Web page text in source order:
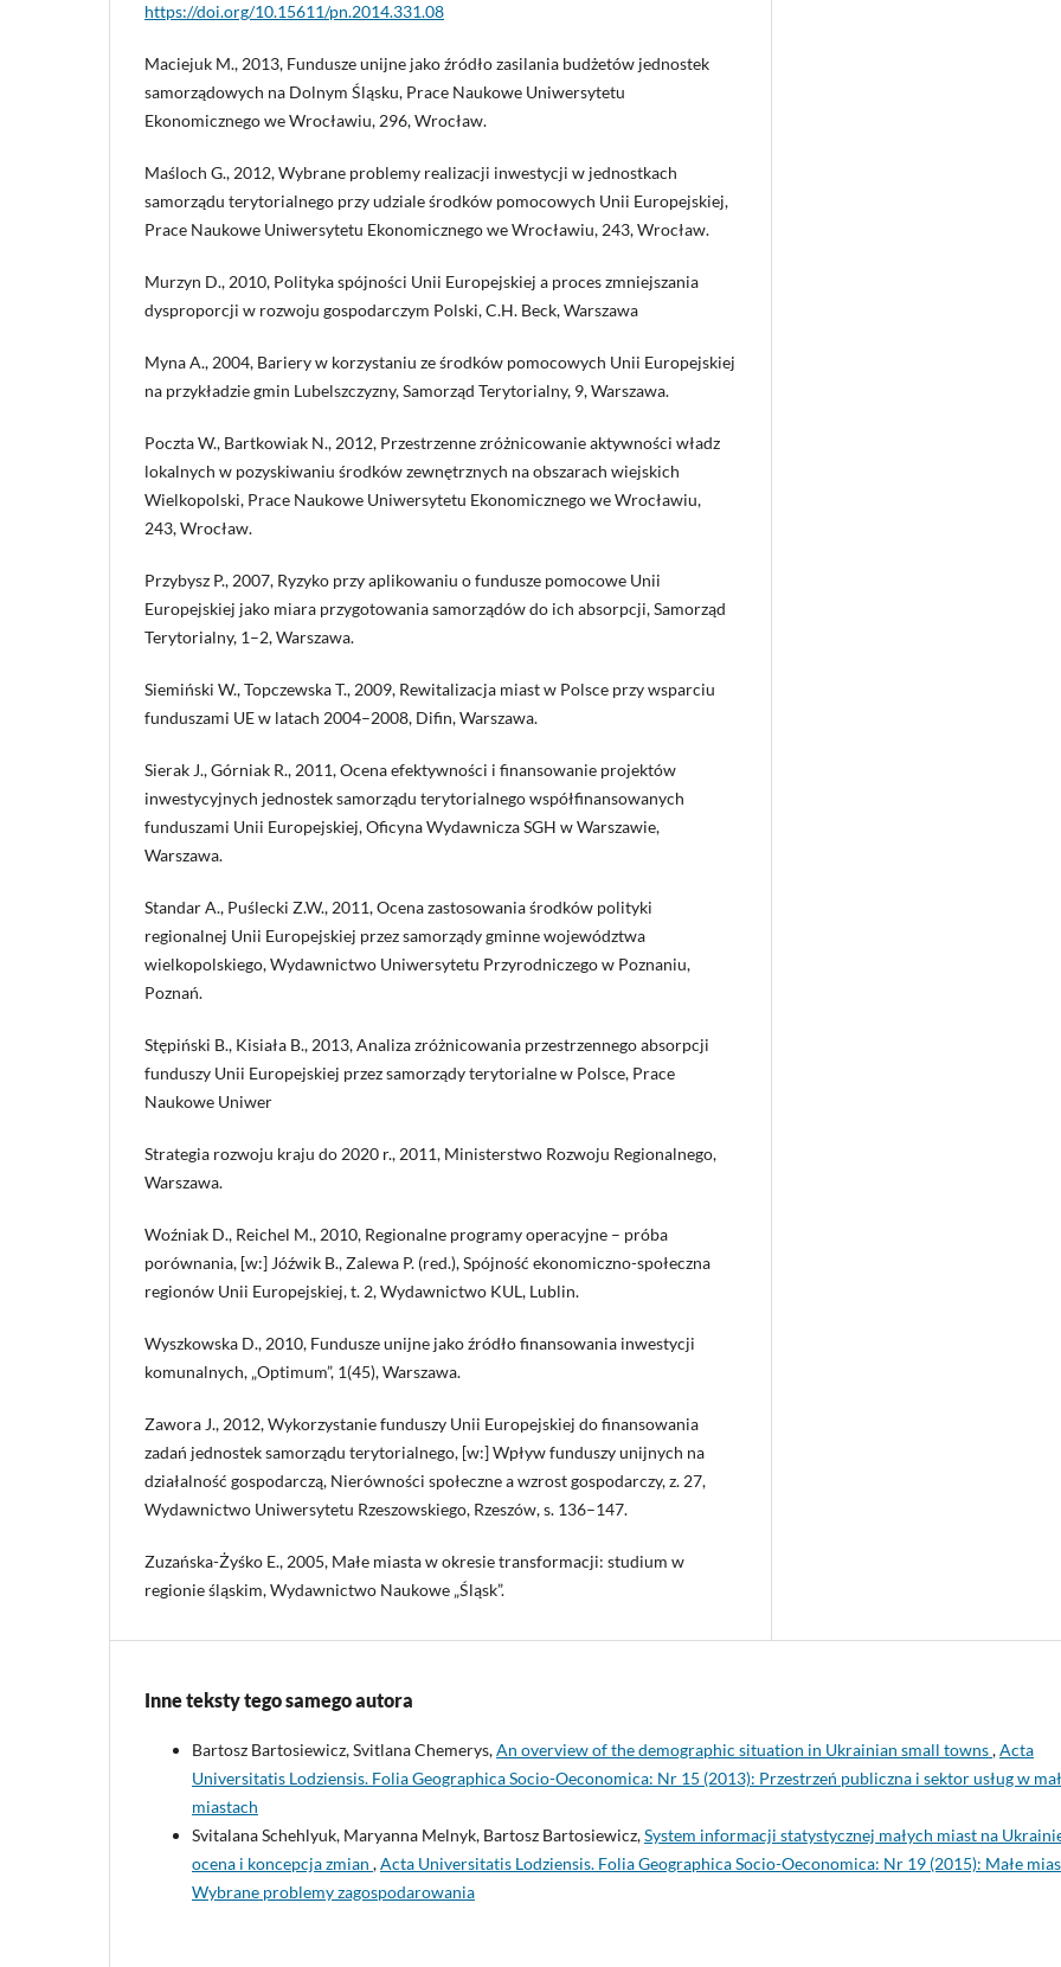
https://doi.org/10.15611/pn.2014.331.08
Maciejuk M., 2013, Fundusze unijne jako źródło zasilania budżetów jednostek
samorządowych na Dolnym Śląsku, Prace Naukowe Uniwersytetu
Ekonomicznego we Wrocławiu, 296, Wrocław.
Maśloch G., 2012, Wybrane problemy realizacji inwestycji w jednostkach
samorządu terytorialnego przy udziale środków pomocowych Unii Europejskiej,
Prace Naukowe Uniwersytetu Ekonomicznego we Wrocławiu, 243, Wrocław.
Murzyn D., 2010, Polityka spójności Unii Europejskiej a proces zmniejszania
dysproporcji w rozwoju gospodarczym Polski, C.H. Beck, Warszawa
Myna A., 2004, Bariery w korzystaniu ze środków pomocowych Unii Europejskiej
na przykładzie gmin Lubelszczyzny, Samorząd Terytorialny, 9, Warszawa.
Poczta W., Bartkowiak N., 2012, Przestrzenne zróżnicowanie aktywności władz
lokalnych w pozyskiwaniu środków zewnętrznych na obszarach wiejskich
Wielkopolski, Prace Naukowe Uniwersytetu Ekonomicznego we Wrocławiu,
243, Wrocław.
Przybysz P., 2007, Ryzyko przy aplikowaniu o fundusze pomocowe Unii
Europejskiej jako miara przygotowania samorządów do ich absorpcji, Samorząd
Terytorialny, 1–2, Warszawa.
Siemiński W., Topczewska T., 2009, Rewitalizacja miast w Polsce przy wsparciu
funduszami UE w latach 2004–2008, Difin, Warszawa.
Sierak J., Górniak R., 2011, Ocena efektywności i finansowanie projektów
inwestycyjnych jednostek samorządu terytorialnego współfinansowanych
funduszami Unii Europejskiej, Oficyna Wydawnicza SGH w Warszawie,
Warszawa.
Standar A., Puślecki Z.W., 2011, Ocena zastosowania środków polityki
regionalnej Unii Europejskiej przez samorządy gminne województwa
wielkopolskiego, Wydawnictwo Uniwersytetu Przyrodniczego w Poznaniu,
Poznań.
Stępiński B., Kisiała B., 2013, Analiza zróżnicowania przestrzennego absorpcji
funduszy Unii Europejskiej przez samorządy terytorialne w Polsce, Prace
Naukowe Uniwer
Strategia rozwoju kraju do 2020 r., 2011, Ministerstwo Rozwoju Regionalnego,
Warszawa.
Woźniak D., Reichel M., 2010, Regionalne programy operacyjne – próba
porównania, [w:] Jóźwik B., Zalewa P. (red.), Spójność ekonomiczno-społeczna
regionów Unii Europejskiej, t. 2, Wydawnictwo KUL, Lublin.
Wyszkowska D., 2010, Fundusze unijne jako źródło finansowania inwestycji
komunalnych, „Optimum”, 1(45), Warszawa.
Zawora J., 2012, Wykorzystanie funduszy Unii Europejskiej do finansowania
zadań jednostek samorządu terytorialnego, [w:] Wpływ funduszy unijnych na
działalność gospodarczą, Nierówności społeczne a wzrost gospodarczy, z. 27,
Wydawnictwo Uniwersytetu Rzeszowskiego, Rzeszów, s. 136–147.
Zuzańska-Żyśko E., 2005, Małe miasta w okresie transformacji: studium w
regionie śląskim, Wydawnictwo Naukowe „Śląsk”.
Inne teksty tego samego autora
Bartosz Bartosiewicz, Svitlana Chemerys,An overview of the demographic situation in Ukrainian small towns,Acta
Universitatis Lodziensis. Folia Geographica Socio-Oeconomica: Nr 15 (2013): Przestrzeń publiczna i sektor usług w
miastach
Svitalana Schehlyuk, Maryanna Melnyk, Bartosz Bartosiewicz,System informacji statystycznej małych miast na
ocena i koncepcja zmian ,Acta Universitatis Lodziensis. Folia Geographica Socio-Oeconomica: Nr 19 (2015): Małe
Wybrane problemy zagospodarowania